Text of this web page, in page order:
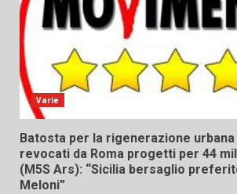
Varie
Batosta per la rigenerazione urbana
revocati da Roma progetti per 44
(M5S Ars): “Sicilia bersaglio
Meloni”